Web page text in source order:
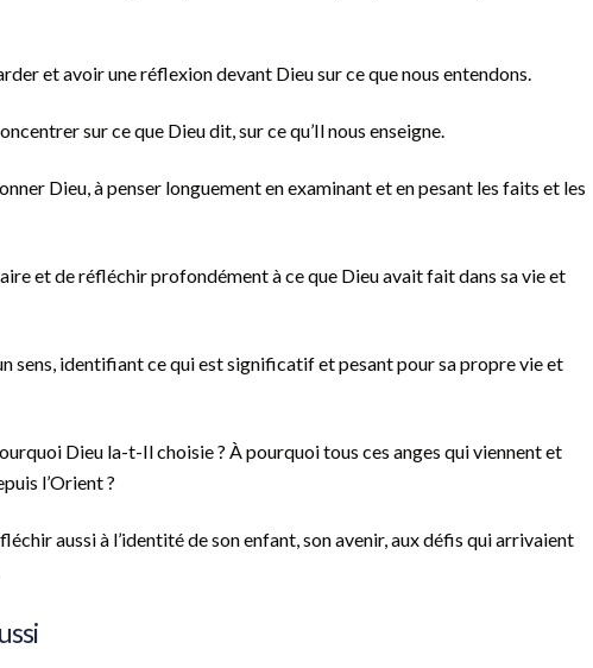
et avoir une réflexion devant Dieu sur ce que nous entendons.
sur ce que Dieu dit, sur ce qu’Il nous enseigne.
Dieu, à penser longuement en examinant et en pesant les faits et les
et de réfléchir profondément à ce que Dieu avait fait dans sa vie et
sens, identifiant ce qui est significatif et pesant pour sa propre vie et
Dieu la-t-Il choisie ? À pourquoi tous ces anges qui viennent et
l’Orient ?
aussi à l’identité de son enfant, son avenir, aux défis qui arrivaient